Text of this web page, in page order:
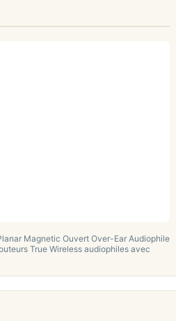
Magnetic Ouvert Over-Ear Audiophile
True Wireless audiophiles avec